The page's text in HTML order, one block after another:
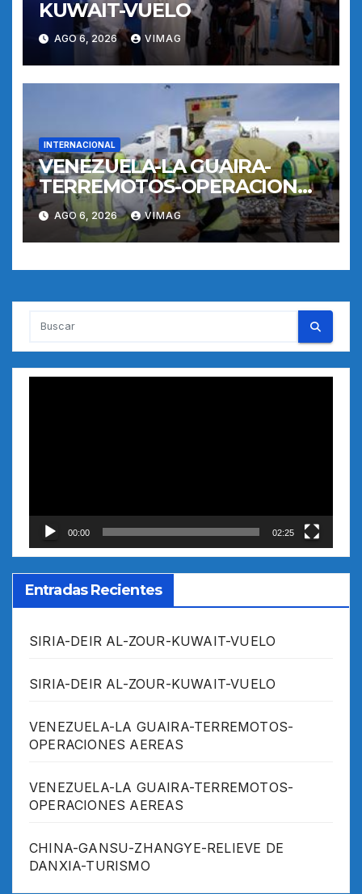
KUWAIT-VUELO
AGO 6, 2026 VIMAG
INTERNACIONAL
VENEZUELA-LA GUAIRA-
TERREMOTOS-OPERACIONES
AEREAS
AGO 6, 2026 VIMAG
00:00 02:25
Entradas Recientes
SIRIA-DEIR AL-ZOUR-KUWAIT-VUELO
SIRIA-DEIR AL-ZOUR-KUWAIT-VUELO
VENEZUELA-LA GUAIRA-TERREMOTOS-
OPERACIONES AEREAS
VENEZUELA-LA GUAIRA-TERREMOTOS-
OPERACIONES AEREAS
CHINA-GANSU-ZHANGYE-RELIEVE DE
DANXIA-TURISMO